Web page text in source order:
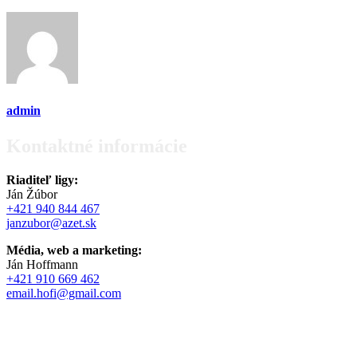
admin
Riaditeľ ligy:
Ján Žúbor
+421 940 844 467
janzubor@azet.sk
Média, web a marketing:
Ján Hoffmann
+421 910 669 462
email.hofi@gmail.com